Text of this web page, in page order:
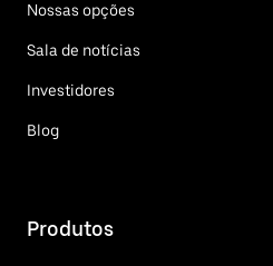
Nossas opções
Sala de notícias
Investidores
Blog
Produtos